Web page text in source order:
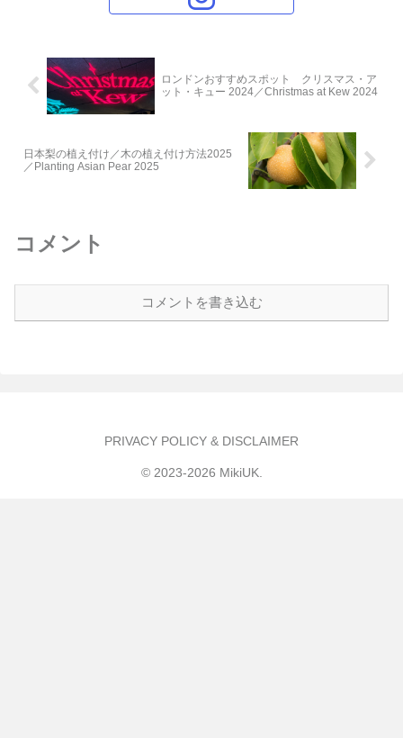
ロンドンおすすめスポット クリスマス・ア
ット・キュー 2024／Christmas at Kew 2024
日本梨の植え付け／木の植え付け方法2025
／Planting Asian Pear 2025
コメント
コメントを書き込む
PRIVACY POLICY & DISCLAIMER
© 2023-2026 MikiUK.